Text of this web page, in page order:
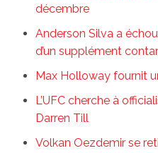
décembre
Anderson Silva a
d’un supplément
Max Holloway fournit
L’UFC cherche à
Darren Till
Volkan Oezdemir se